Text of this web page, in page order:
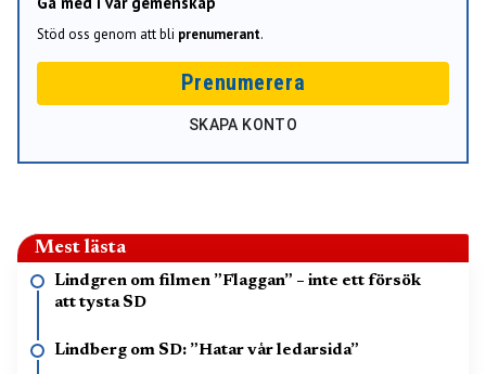
Stöd oss genom att bli prenumerant.
Prenumerera
SKAPA KONTO
Mest lästa
Lindgren om filmen ”Flaggan” – inte ett försök
att tysta SD
Lindberg om SD: ”Hatar vår ledarsida”